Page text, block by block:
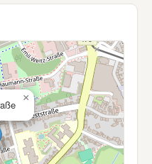
×